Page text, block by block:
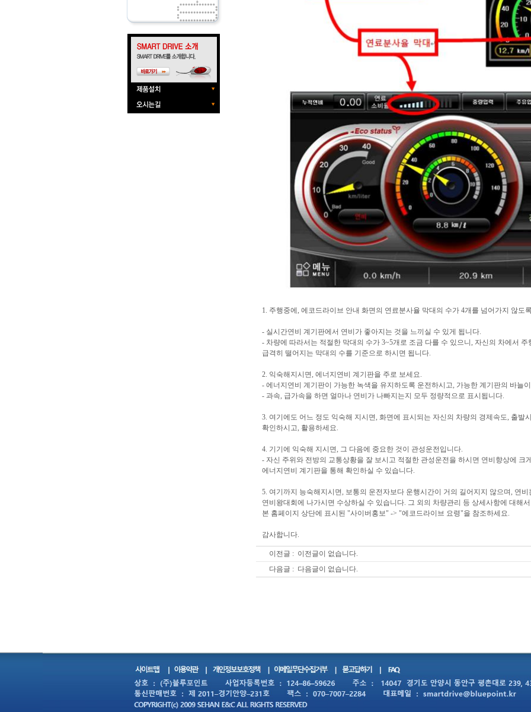
1. 주행중에, 에코드라이브 안내 화면의 연료분사율 막대의 수가 4개를 넘어가지 않도
- 실시간연비 계기판에서 연비가 좋아지는 것을 느끼실 수 있게 됩니다.
- 차량에 따라서는 적절한 막대의 수가 3~5개로 조금 다를 수 있으니, 자신의 차에서
급격히 떨어지는 막대의 수를 기준으로 하시면 됩니다.
2. 익숙해지시면, 에너지연비 계기판을 주로 보세요.
- 에너지연비 계기판이 가능한 녹색을 유지하도록 운전하시고, 가능한 계기판의 바늘
- 과속, 급가속을 하면 얼마나 연비가 나빠지는지 모두 정량적으로 표시됩니다.
3. 여기에도 어느 정도 익숙해 지시면, 화면에 표시되는 자신의 차량의 경제속도, 출발
확인하시고, 활용하세요.
4. 기기에 익숙해 지시면, 그 다음에 중요한 것이 관성운전입니다.
- 자신 주위와 전방의 교통상황을 잘 보시고 적절한 관성운전을 하시면 연비향상에 크
에너지연비 계기판을 통해 확인하실 수 있습니다.
5. 여기까지 능숙해지시면, 보통의 운전자보다 운행시간이 거의 길어지지 않으며, 연
연비왕대회에 나가시면 수상하실 수 있습니다. 그 외의 차량관리 등 상세사항에 대해
본 홈페이지 상단에 표시된 "사이버홍보" -> "에코드라이브 요령"을 참조하세요.
감사합니다.
이전글 : 이전글이 없습니다.
다음글 : 다음글이 없습니다.